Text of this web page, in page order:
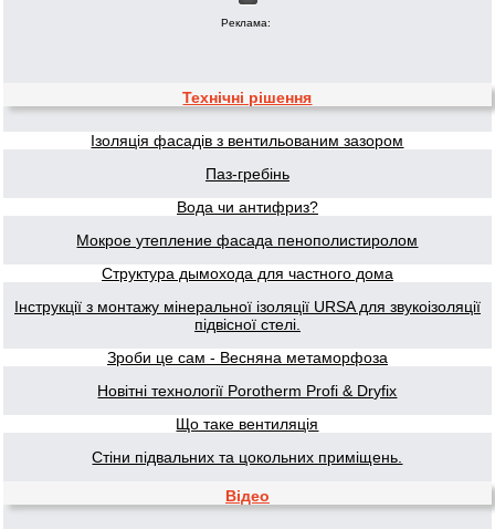
Реклама:
Технічні рішення
Ізоляція фасадів з вентильованим зазором
Паз-гребінь
Вода чи антифриз?
Мокрое утепление фасада пенополистиролом
Структура дымохода для частного дома
Інструкції з монтажу мінеральної ізоляції URSA для звукоізоляції
підвісної стелі.
Зроби це сам - Весняна метаморфоза
Новітні технології Porotherm Profi & Dryfix
Що таке вентиляція
Стіни підвальних та цокольних приміщень.
Відео